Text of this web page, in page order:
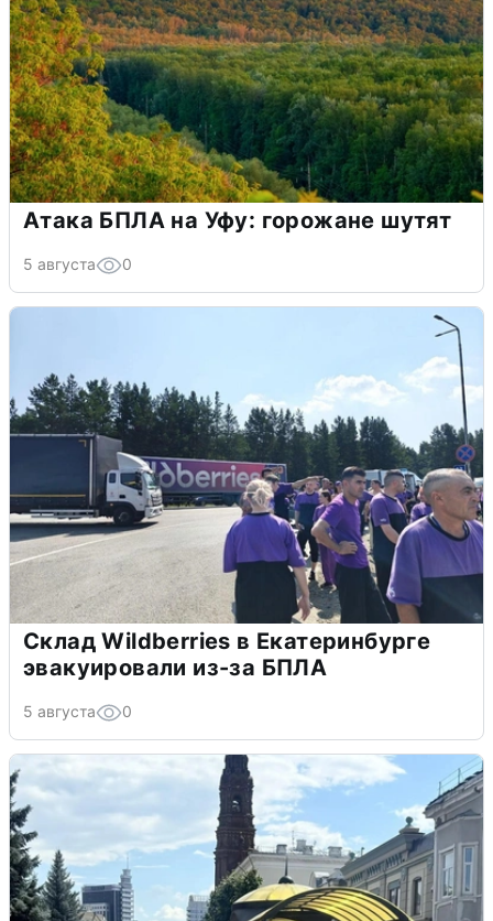
Атака БПЛА на Уфу: горожане шутят
5 августа 0
Склад Wildberries в Екатеринбурге
эвакуировали из-за БПЛА
5 августа 0